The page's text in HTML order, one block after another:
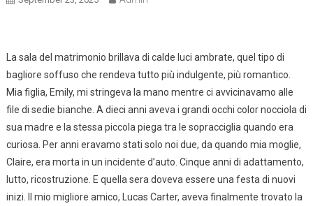
La sala del matrimonio brillava di calde luci ambrate, quel tipo di
bagliore soffuso che rendeva tutto più indulgente, più romantico.
Mia figlia, Emily, mi stringeva la mano mentre ci avvicinavamo alle
file di sedie bianche. A dieci anni aveva i grandi occhi color nocciola di
sua madre e la stessa piccola piega tra le sopracciglia quando era
curiosa. Per anni eravamo stati solo noi due, da quando mia moglie,
Claire, era morta in un incidente d’auto. Cinque anni di adattamento,
lutto, ricostruzione. E quella sera doveva essere una festa di nuovi
inizi. Il mio migliore amico, Lucas Carter, aveva finalmente trovato la